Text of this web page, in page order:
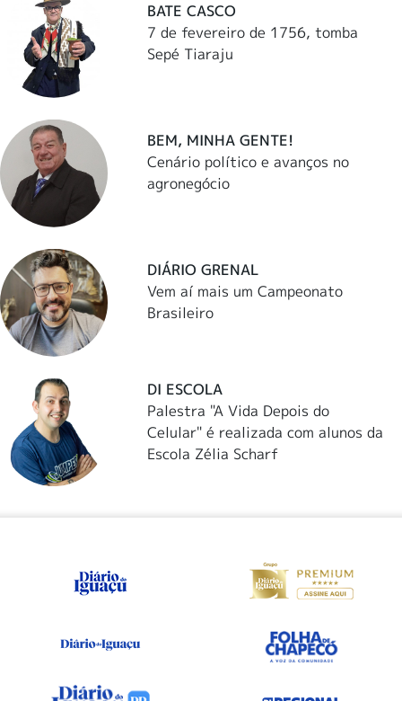
BATE CASCO
7 de fevereiro de 1756, tomba
Sepé Tiaraju
BEM, MINHA GENTE!
Cenário político e avanços no
agronegócio
DIÁRIO GRENAL
Vem aí mais um Campeonato
Brasileiro
DI ESCOLA
Palestra "A Vida Depois do
Celular" é realizada com alunos da
Escola Zélia Scharf